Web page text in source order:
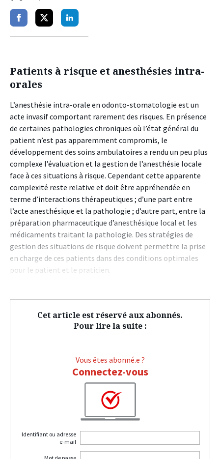
PartagerPartagerPartager
Patients à risque et anesthésies intra-
orales
L’anesthésie intra-orale en odonto-stomatologie est un
acte invasif comportant rarement des risques. En présence
de certaines pathologies chroniques où l’état général du
patient n’est pas apparemment compromis, le
développement des soins ambulatoires a rendu un peu plus
complexe l’évaluation et la gestion de l’anesthésie locale
face à ces situations à risque. Cependant cette apparente
complexité reste relative et doit être appréhendée en
terme d’interactions thérapeutiques ; d’une part entre
l’acte anesthésique et la pathologie ; d’autre part, entre la
préparation pharmaceutique d’anesthésique local et les
médicaments traitant la pathologie. Des stratégies de
gestion des situations de risque doivent permettre la prise
en charge de ces patients dans des conditions optimales
pour le patient et le praticien.
Cet article est réservé aux abonnés.
Pour lire la suite :
Vous êtes abonné.e ?
Connectez-vous
Identifiant ou adresse
e-mail